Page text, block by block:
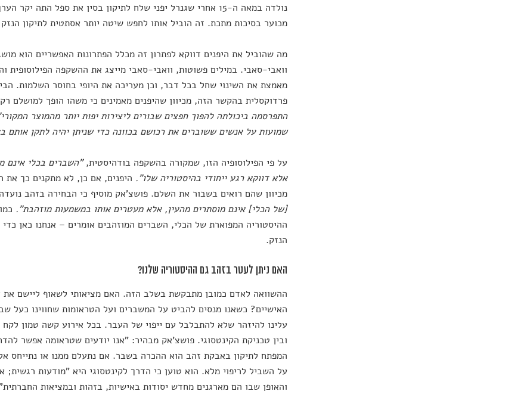
נולדה במאה ה-15 אחרי שגנרל יפני שלח לתיקון בסין את ספל
מכוער בסיכות מתכת. זה הוביל אותו לחפש שיטה יותר אסתטית לתיקון
מה שהוביל את היפנים דווקא לפתרון זה מכלל הפתרונות האפשריים הוא
וואבי-סאבי. במילים פשוטות, וואבי-סאבי מייצג את ההשקפה הפילוסופית
מאמצת את השינוי שחל בכל דבר, וכן מעריכה את היופי בחוסר השלמות.
פרדוקסלית בהקשר הזה, מכיוון שהיפנים מאמינים כי משהו הופך למושלם
התפרסמה ביכולתה להפוך חפצים שבורים ליצירות יפות יותר מהמוצר
שמועות על אנשים ששוברים את רכושם בכוונה כדי שניתן יהיה לתקן אותם
על פי הפילוסופיה הזו, שמקורה בהשקפה בודהיסטית,"השברים בכלי אינם
אלא דווקא רגע ייחודי בהיסטוריה שלו". היפנים, אם כן, לא מתקנים כך
מכיוון שהם רואים בשבור את השלם. פושצ'אק מוסיף כי הבחירה בזהב
[של הכלי] אינם מוסתרים מהעין, אלא מעטרים אותו במשמעות מוזהבת".
ההיסטוריה המפוארת של הכלי, השברים המוזהבים אומרים – אנחנו כאן
הנזק.
האם ניתן לעטר בזהב גם ההיסטוריה שלנו?
ההשוואה לאדם כמובן מתבקשת בשלב הזה. האם מציאותי לשאוף ליישם את
האישיים? כשאנו מנסים להביט על המשברים ועל הטראומות שחווינו כעל
עלינו להיזהר שלא להתבלבל עם ייפוי של העבר. בכל אירוע קשה טמון לקח
ובין טכניקת הקינטסוגי. פושצ'אק מבהיר: "אנו יודעים שטראומה אפשר
המפתח לתיקון באבקת זהב הוא ההכרה בשבר. אם נתעלם ממנו או נתייחס
על השביל לריפוי מלא. הוא טוען כי הדרך לקינטסוגי היא "מודעות רגשית;
והאופן שבו הם מארגנים מחדש יסודות באישיות, בזהות ובמציאות